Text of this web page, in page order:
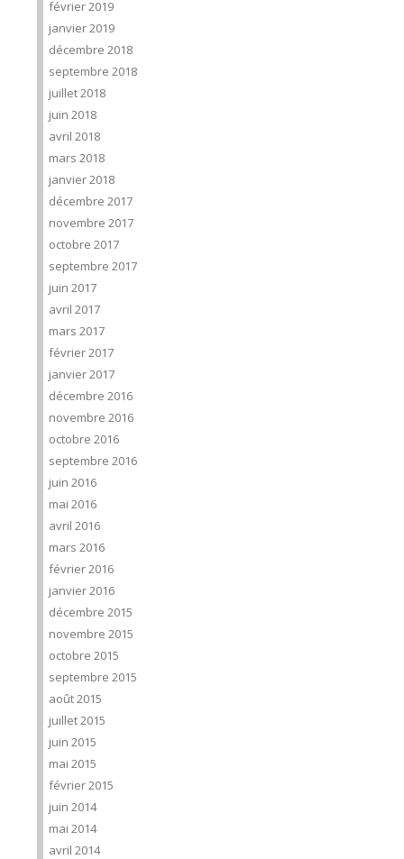
février 2019
janvier 2019
décembre 2018
septembre 2018
juillet 2018
juin 2018
avril 2018
mars 2018
janvier 2018
décembre 2017
novembre 2017
octobre 2017
septembre 2017
juin 2017
avril 2017
mars 2017
février 2017
janvier 2017
décembre 2016
novembre 2016
octobre 2016
septembre 2016
juin 2016
mai 2016
avril 2016
mars 2016
février 2016
janvier 2016
décembre 2015
novembre 2015
octobre 2015
septembre 2015
août 2015
juillet 2015
juin 2015
mai 2015
février 2015
juin 2014
mai 2014
avril 2014